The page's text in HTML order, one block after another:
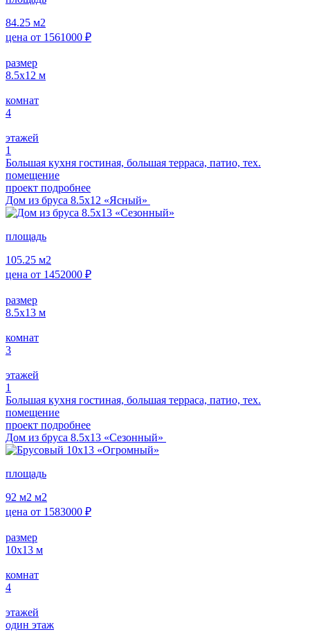
84.25 м2
цена от 1561000 ₽
размер
8.5x12 м
комнат
4
этажей
1
Большая кухня гостиная, большая терраса, патио, тех.
помещение
проект подробнее
Дом из бруса 8.5х12 «Ясный»
площадь
105.25 м2
цена от 1452000 ₽
размер
8.5x13 м
комнат
3
этажей
1
Большая кухня гостиная, большая терраса, патио, тех.
помещение
проект подробнее
Дом из бруса 8.5х13 «Сезонный»
площадь
92 м2 м2
цена от 1583000 ₽
размер
10х13 м
комнат
4
этажей
один этаж